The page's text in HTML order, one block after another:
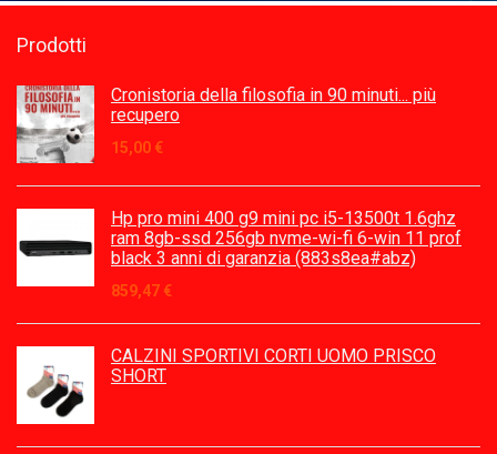
Prodotti
Cronistoria della filosofia in 90 minuti... più
recupero
15,00 €
Hp pro mini 400 g9 mini pc i5-13500t 1.6ghz
ram 8gb-ssd 256gb nvme-wi-fi 6-win 11 prof
black 3 anni di garanzia (883s8ea#abz)
859,47 €
CALZINI SPORTIVI CORTI UOMO PRISCO
SHORT